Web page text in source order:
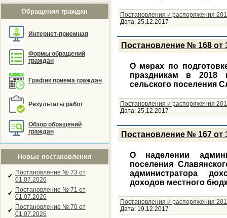
Обращения граждан
Интернет-приемная
Формы обращений
граждан
График приема граждан
Результаты работ
Обзор обращений
граждан
Новые постановления
✔ Постановление № 73 от
01.07.2026
✔ Постановление № 71 от
01.07.2026
✔ Постановление № 70 от
01.07.2026
Постановления и распоряжения
Дата: 25.12.2017
Постановление № 168 от
О мерах по
праздникам в 2018
сельского поселения
Постановления и распоряжения
Дата: 25.12.2017
Постановление № 167 от
О наделении
поселения
администратора
доходов местного
Постановления и распоряжения
Дата: 19.12.2017